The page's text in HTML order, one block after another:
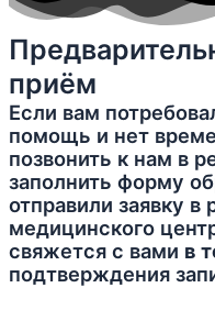
приём
Если вам
помощь и нет
позвонить к нам в
заполнить форму
отправили заявку в
медицинского
свяжется с вами в
подтверждения